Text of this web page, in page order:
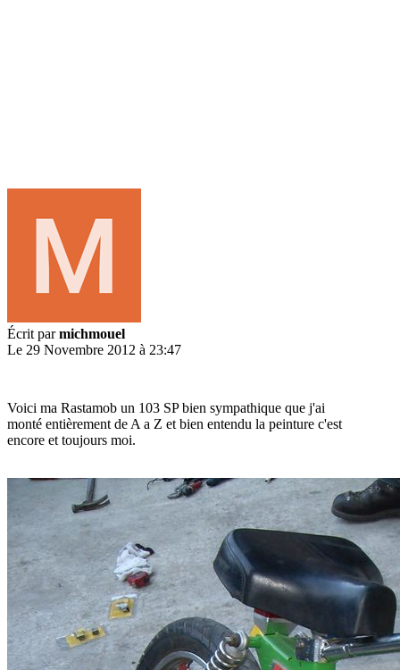
Écrit parmichmouel
Le 29 Novembre 2012 à 23:47
Voici ma Rastamob un 103 SP bien sympathique que j'ai
monté entièrement de A a Z et bien entendu la peinture c'est
encore et toujours moi.